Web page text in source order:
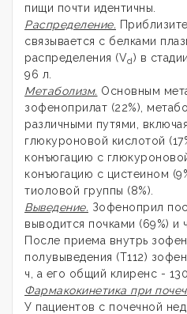
пищи почти идентичны.
Распределение.
связывается с белками
распределения (Vd) в
96 л.
Метаболизм. Основным
зофеноприлат (22%),
различными путями,
глюкуроновой кислотой
конъюгацию с
конъюгацию с цистеином
тиоловой группы (8%).
Выведение. Зофеноприл
выводится почками (69%) и
После приема внутрь
полувыведения (Т112)
ч, а его общий клиренс -
Фармакокинетика при
У пациентов с почечной